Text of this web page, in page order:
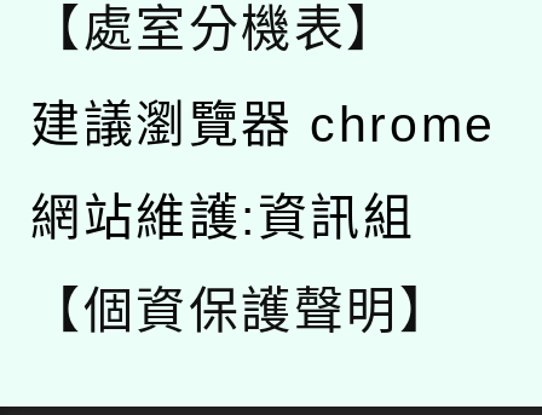
【處室分機表】
建議瀏覽器 chrome
網站維護:資訊組
【個資保護聲明】